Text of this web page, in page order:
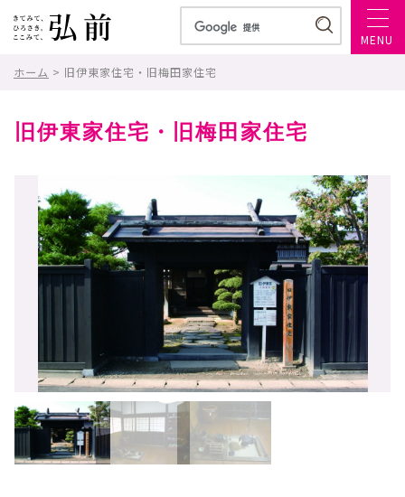
MENU
ホーム > 旧伊東家住宅・旧梅田家住宅
旧伊東家住宅・旧梅田家住宅